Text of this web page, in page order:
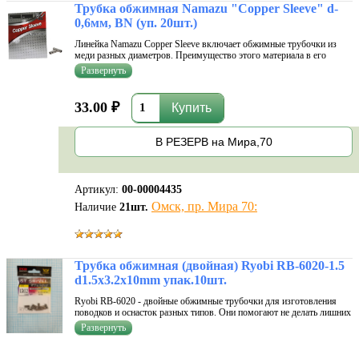
Трубка обжимная Namazu "Copper Sleeve" d-
0,6мм, BN (уп. 20шт.)
Линейка Namazu Copper Sleeve включает обжимные трубочки из
меди разных диаметров. Преимущество этого материала в его
мягкости. Он хорошо поддается обработке, что исключает заусенцы
и неровности. Следовательно, такие трубочки не повреждают леску,
33.00 ₽
В РЕЗЕРВ на Мира,70
Артикул: 00-00004435
Наличие 21 шт. Омск, пр. Мира 70:
Трубка обжимная (двойная) Ryobi RB-6020-1.5
d1.5x3.2x10mm упак.10шт.
Ryobi RB-6020 - двойные обжимные трубочки для изготовления
поводков и оснасток разных типов. Они помогают не делать лишних
узлов в монтаже, что может плохо повлиять на его прочность.
Мягкий сплав хорошо поддается любым манипуляциям. Трубочки